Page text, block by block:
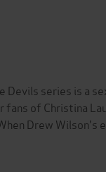
Devils series is a
fans of Christina
Drew Wilson's